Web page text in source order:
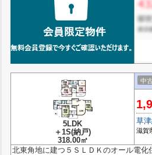
5LDK
＋1S(納戸)
318.00㎡
中
草
滋賀
北東角地に建つ５ＳＬＤＫのオール電